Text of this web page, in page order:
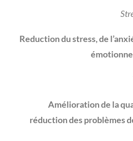
Reduction du stress, de
Amélioration de la
réduction des problèmes